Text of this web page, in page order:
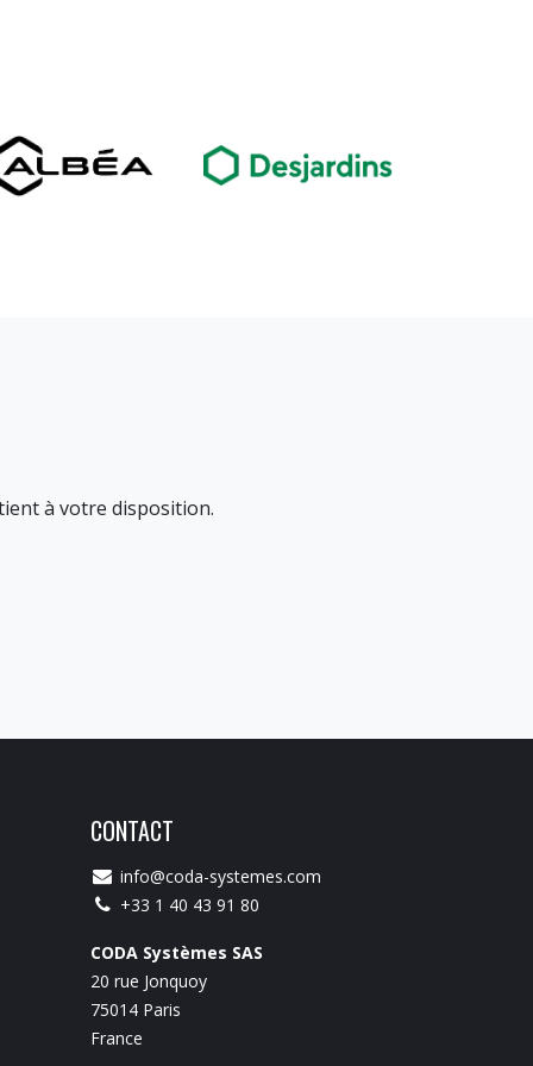
à votre disposition.
CONTACT
info@coda-systemes.com
+33 1 40 43 91 80
CODA Systèmes SAS
20 rue Jonquoy
75014 Paris
France